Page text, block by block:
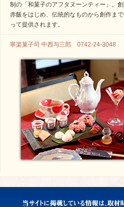
制の「和菓子のアフタヌーンティー」。
赤飯をはじめ、伝統的なものから創作ま
って提供されます。
寧楽菓子司 中西与三郎 0742-24-3048